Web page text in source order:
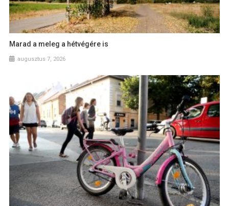
Marad a meleg a hétvégére is
augusztus 7, 2026